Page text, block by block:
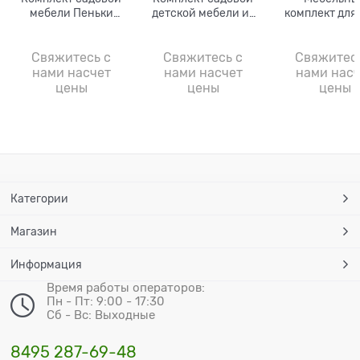
мебели Пеньки
Свяжитесь с
нами насчет
цены
детской мебели из
Свяжитесь с
нами насчет
цены
комплект для
шт)
нами
цены
Категории
Магазин
Информация
Время работы операторов:
Пн - Пт: 9:00 - 17:30
Сб - Вс: Выходные
8495 287-69-48